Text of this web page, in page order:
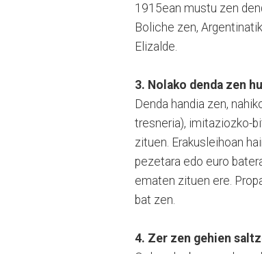
1915ean mustu zen
Boliche zen,
Elizalde.
3. Nolako denda zen
Denda handia zen,
tresneria), imitaziozko-
zituen. Erakusleihoan
pezetara edo euro
ematen zituen ere.
bat zen.
4. Zer zen gehien